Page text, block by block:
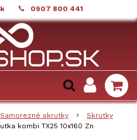
0907 800 441
Samorezné skrutky
Skrutky
kombi TX25 10x160 Zn